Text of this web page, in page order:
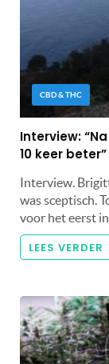
CBD & THC
Interview:
10 keer beter”
Interview.
was sceptisch.
voor het eerst
LEES VERDER